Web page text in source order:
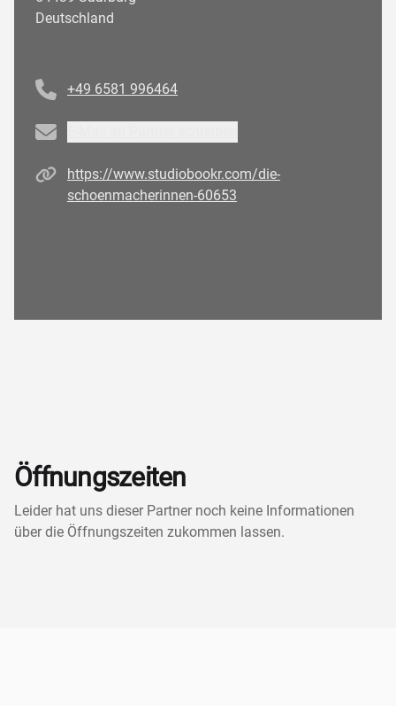
Deutschland
+49 6581 996464
Email
Homepagehttps://www.studiobookr.com/die-
schoenmacherinnen-60653
Öffnungszeiten
Leider hat uns dieser Partner noch keine Informationen
über die Öffnungszeiten zukommen lassen.